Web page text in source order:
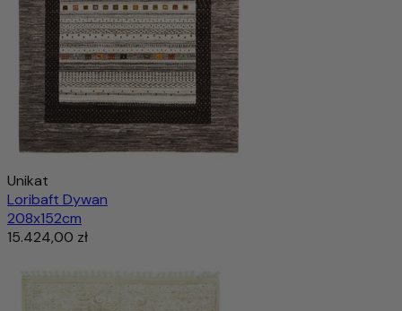
Unikat
Loribaft Dywan
208x152cm
15.424,00 zł